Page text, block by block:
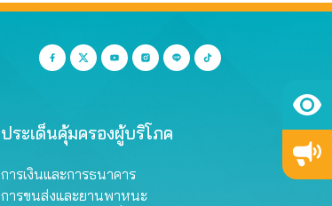
ประเด็นคุ้มครองผู้บริโภค
การเงินและการธนาคาร
การขนส่งและยานพาหนะ